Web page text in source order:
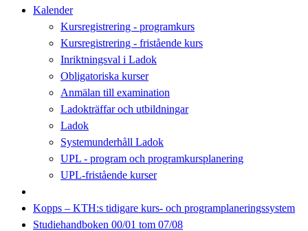
Kalender
Kursregistrering - programkurs
Kursregistrering - fristående kurs
Inriktningsval i Ladok
Obligatoriska kurser
Anmälan till examination
Ladokträffar och utbildningar
Ladok
Systemunderhåll Ladok
UPL - program och programkursplanering
UPL-fristående kurser
Kopps – KTH:s tidigare kurs- och programplaneringssystem
Studiehandboken 00/01 tom 07/08